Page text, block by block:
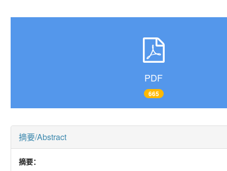
PDF
665
摘要/Abstract
摘要：